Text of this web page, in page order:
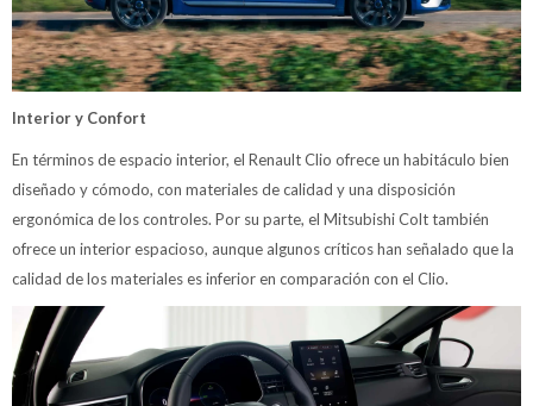
Interior y Confort
En términos de espacio interior, el Renault Clio ofrece un habitáculo bien
diseñado y cómodo, con materiales de calidad y una disposición
ergonómica de los controles. Por su parte, el Mitsubishi Colt también
ofrece un interior espacioso, aunque algunos críticos han señalado que la
calidad de los materiales es inferior en comparación con el Clio.